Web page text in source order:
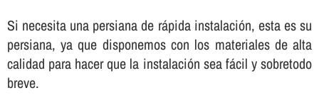
Si necesita una persiana de rápida instalación, esta es su
persiana, ya que disponemos con los materiales de alta
calidad para hacer que la instalación sea fácil y sobretodo
breve.